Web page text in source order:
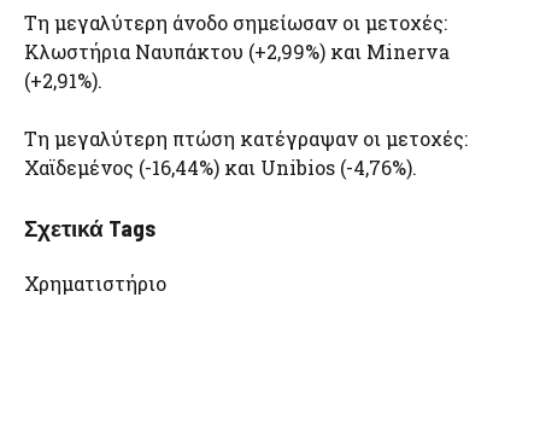
Τη μεγαλύτερη άνοδο σημείωσαν οι μετοχές:
Κλωστήρια Ναυπάκτου (+2,99%) και Minerva
(+2,91%).
Τη μεγαλύτερη πτώση κατέγραψαν οι μετοχές:
Χαϊδεμένος (-16,44%) και Unibios (-4,76%).
Σχετικά Tags
Χρηματιστήριο